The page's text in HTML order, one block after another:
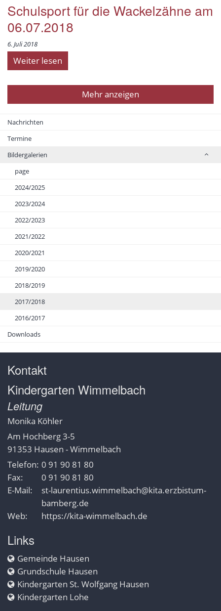
Schulsport für die Wackelzähne am
06.07.2018
6. Juli 2018
Weiter lesen
Mehr anzeigen
Nachrichten
Termine
Bildergalerien
page
2024/2025
2023/2024
2022/2023
2021/2022
2020/2021
2019/2020
2018/2019
2017/2018
2016/2017
Downloads
Kontakt
Kindergarten Wimmelbach
Leitung
Monika Köhler
Am Hochberg 3-5
91353 Hausen - Wimmelbach
Telefon: 0 91 90 81 80
Fax:
0 91 90 81 80
E-Mail:
st-laurentius.wimmelbach@kita.erzbistum-
bamberg.de
Web:
https://kita-wimmelbach.de
Links
Gemeinde Hausen
Grundschule Hausen
Kindergarten St. Wolfgang Hausen
Kindergarten Lohe